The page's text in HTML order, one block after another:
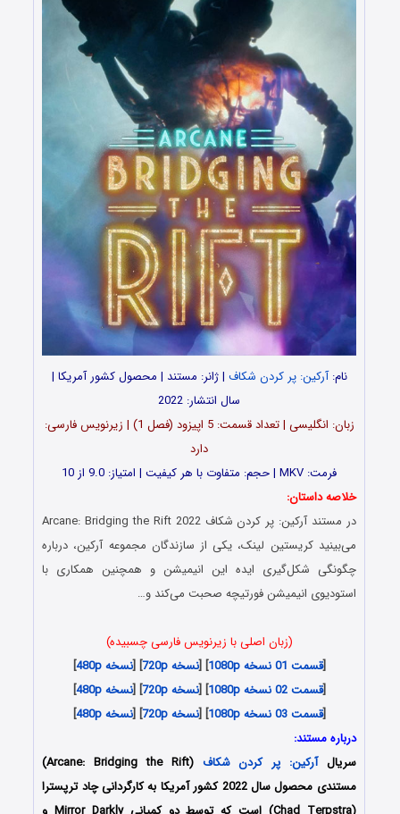
نام:آرکین: پر کردن شکاف | ژانر: مستند | محصول کشور آمریکا |
سال انتشار: 2022
زبان: انگلیسی | تعداد قسمت‌‌‌‌: 5 اپیزود (فصل 1) | زیرنویس فارسی:
دارد
فرمت: MKV | حجم: متفاوت با هر کیفیت | امتیاز: 9.0 از 10
خلاصه داستان:
در مستند آرکین: پر کردن شکاف Arcane: Bridging the Rift 2022
می‌بینید کریستین لینک، یکی از سازندگان مجموعه آرکین، درباره
چگونگی شکل‌گیری ایده این انیمیشن و همچنین همکاری با
استودیوی انیمیشن فورتیچه صحبت می‌کند و…
(زبان اصلی با زیرنویس فارسی چسبیده)
[قسمت 01 نسخه 1080p ] [نسخه 720p ] [نسخه 480p
]
[قسمت 02 نسخه 1080p ] [نسخه 720p ] [نسخه 480p
]
[قسمت 03 نسخه 1080p ] [نسخه 720p ] [نسخه 480p
]
درباره مستند:
سریالآرکین: پر کردن شکاف
(Arcane: Bridging the Rift)
مستندی محصول سال 2022 کشور آمریکا به کارگردانی چاد ترپسترا